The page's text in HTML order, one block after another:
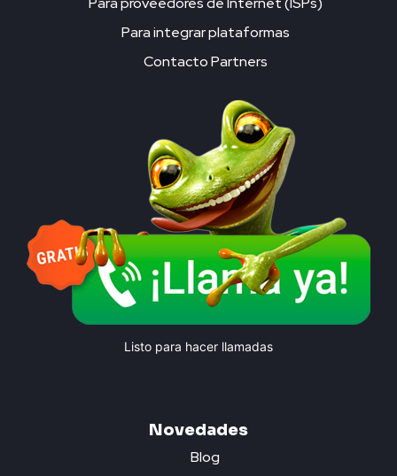
Para integrar plataformas
Contacto Partners
Listo para hacer llamadas
Novedades
Blog